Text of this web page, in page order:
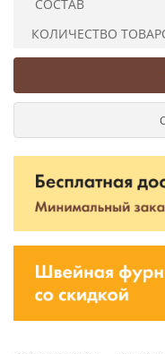
СОСТАВ
КОЛИЧЕСТВО
Ушковые
Шторные
Цепочки шарики с замком
Ткани
Шнуры
Элементы декора